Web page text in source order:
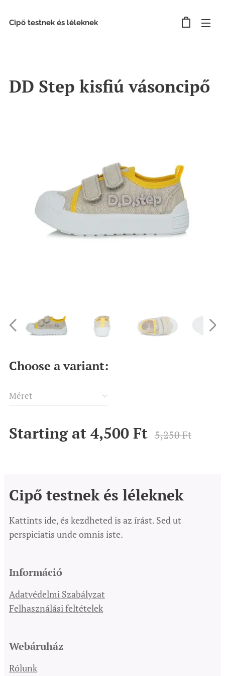
Cipő testnek és léleknek
DD Step kisfiú vásoncipő
Choose a variant:
Méret
Starting at 4,500 Ft 5,250Ft
Cipő testnek és léleknek
Kattints ide, és kezdheted is az írást. Sed ut
perspiciatis unde omnis iste.
Információ
Adatvédelmi Szabályzat
Felhasználási feltételek
Webáruház
Rólunk